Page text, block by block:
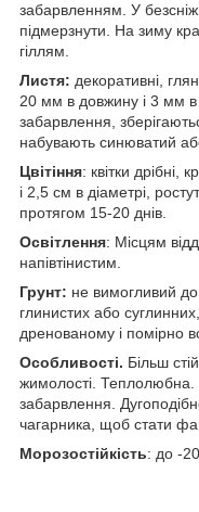
забарвленням. У
підмерзнути. На зиму
гіллям.
Листя: декоративні,
20 мм в довжину і 3 мм
забарвлення,
набувають синюватий
Цвітіння: квітки дрібні,
і 2,5 см в діаметрі,
протягом 15-20 днів.
Освітлення: Місцям
напівтінистим.
Грунт: не вимогливий
глинистих або
дренованому і помірно
Особливості. Більш
жимолості. Теплолюбна.
забарвлення.
чагарника, щоб стати
Морозостійкість: до -20.